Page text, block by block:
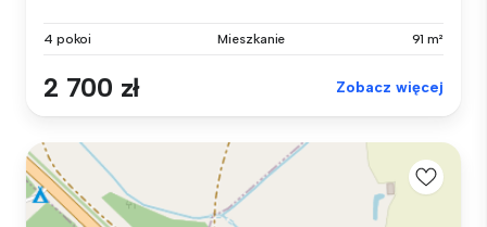
4 pokoi Mieszkanie 91 m²
2 700 zł Zobacz więcej